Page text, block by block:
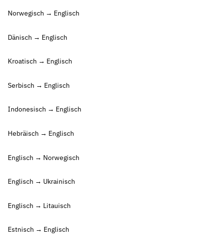
Norwegisch → Englisch
Dänisch → Englisch
Kroatisch → Englisch
Serbisch → Englisch
Indonesisch → Englisch
Hebräisch → Englisch
Englisch → Norwegisch
Englisch → Ukrainisch
Englisch → Litauisch
Estnisch → Englisch